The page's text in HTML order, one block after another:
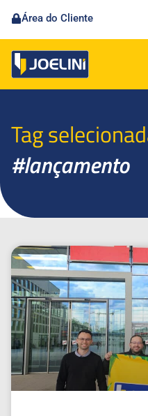
Área do Cliente
Tag
#lançamento